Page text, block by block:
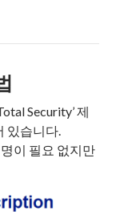
Security’ 제
있습니다.
이 필요 없지만